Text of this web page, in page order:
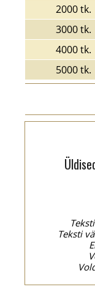
2000 tk.
3000 tk.
4000 tk.
5000 tk.
Teksti